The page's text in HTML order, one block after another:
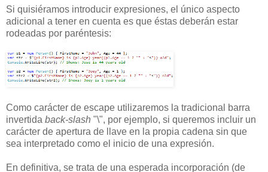
Si quisiéramos introducir expresiones, el único aspecto
adicional a tener en cuenta es que éstas deberán estar
rodeadas por paréntesis:
Como carácter de escape utilizaremos la tradicional barra
invertida back-slash "\", por ejemplo, si queremos incluir un
carácter de apertura de llave en la propia cadena sin que
sea interpretado como el inicio de una expresión.
En definitiva, se trata de una esperada incorporación (de